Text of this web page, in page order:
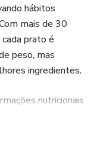
hábitos
mais de 30
prato é
peso, mas
ingredientes.
nutricionais
inclui conselhos